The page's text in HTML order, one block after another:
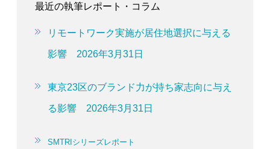
最近の執筆レポート・コラム
リモートワーク実施が居住地選択に与える
影響 2026年3月31日
東京23区のブランド力が持ち家志向に与え
る影響 2026年3月31日
SMTRIシリーズレポート